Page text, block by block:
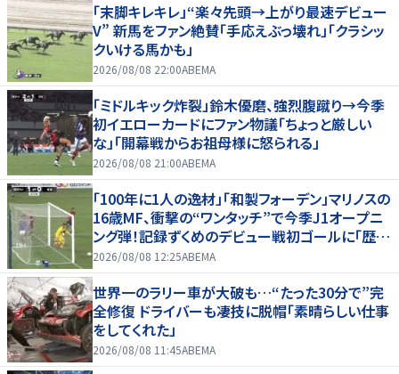
「末脚キレキレ」“楽々先頭→上がり最速デビュー
V” 新馬をファン絶賛「手応えぶっ壊れ」「クラシッ
クいける馬かも」
2026/08/08 22:00ABEMA
「ミドルキック炸裂」鈴木優磨、強烈腹蹴り→今季
初イエローカードにファン物議「ちょっと厳しい
な」「開幕戦からお祖母様に怒られる」
2026/08/08 21:00ABEMA
「100年に1人の逸材」「和製フォーデン」マリノスの
16歳MF、衝撃の“ワンタッチ”で今季J1オープニ
ング弾！記録ずくめのデビュー戦初ゴールに「歴史
を作りよった」
2026/08/08 12:25ABEMA
世界一のラリー車が大破も…“たった30分で”完
全修復 ドライバーも凄技に脱帽「素晴らしい仕事
をしてくれた」
2026/08/08 11:45ABEMA